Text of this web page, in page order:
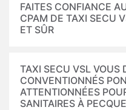
FAITES CONFIANCE
CPAM DE TAXI SECU
ET SÛR
TAXI SECU VSL VOUS
CONVENTIONNÉS
ATTENTIONNÉES
SANITAIRES À